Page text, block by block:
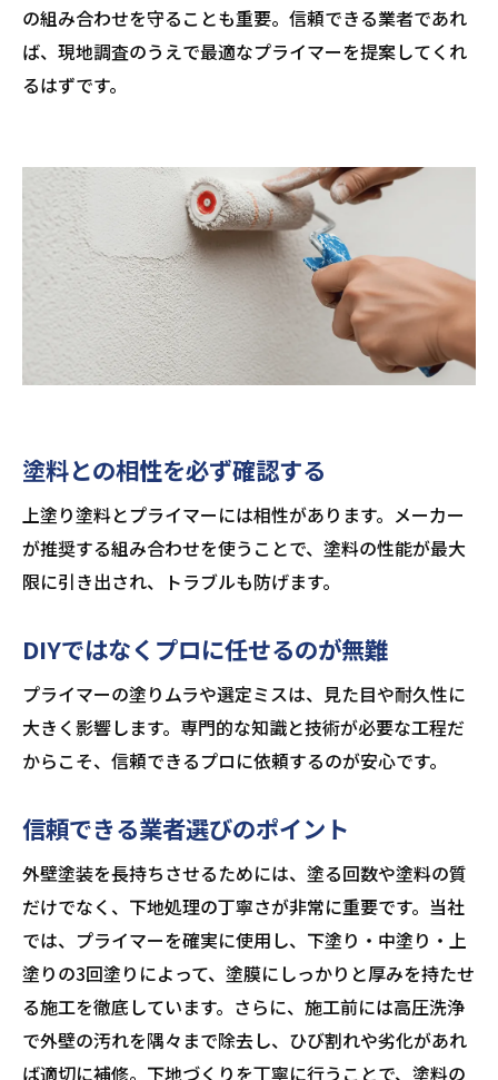
の組み合わせを守ることも重要。信頼できる業者であれ
ば、現地調査のうえで最適なプライマーを提案してくれ
るはずです。
塗料との相性を必ず確認する
上塗り塗料とプライマーには相性があります。メーカー
が推奨する組み合わせを使うことで、塗料の性能が最大
限に引き出され、トラブルも防げます。
DIYではなくプロに任せるのが無難
プライマーの塗りムラや選定ミスは、見た目や耐久性に
大きく影響します。専門的な知識と技術が必要な工程だ
からこそ、信頼できるプロに依頼するのが安心です。
信頼できる業者選びのポイント
外壁塗装を長持ちさせるためには、塗る回数や塗料の質
だけでなく、下地処理の丁寧さが非常に重要です。当社
では、プライマーを確実に使用し、下塗り・中塗り・上
塗りの3回塗りによって、塗膜にしっかりと厚みを持たせ
る施工を徹底しています。さらに、施工前には高圧洗浄
で外壁の汚れを隅々まで除去し、ひび割れや劣化があれ
ば適切に補修。下地づくりを丁寧に行うことで、塗料の